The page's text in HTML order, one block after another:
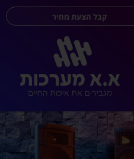
קבל הצעת מחיר